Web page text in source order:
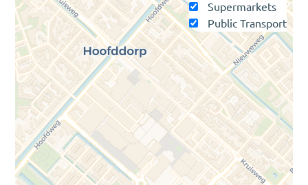
Supermarkets
Public Transport